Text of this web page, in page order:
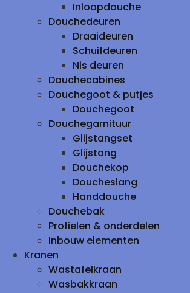
Inloopdouche
Douchedeuren
Draaideuren
Schuifdeuren
Nis deuren
Douchecabines
Douchegoot & putjes
Douchegoot
Douchegarnituur
Glijstangset
Glijstang
Douchekop
Doucheslang
Handdouche
Douchebak
Profielen & onderdelen
Inbouw elementen
Kranen
Wastafelkraan
Wasbakkraan